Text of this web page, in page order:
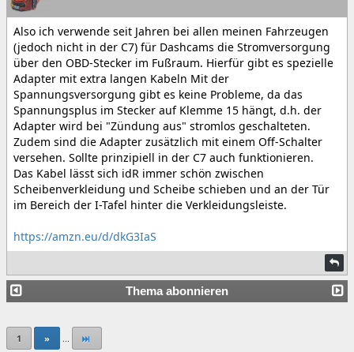
Also ich verwende seit Jahren bei allen meinen Fahrzeugen
(jedoch nicht in der C7) für Dashcams die Stromversorgung
über den OBD-Stecker im Fußraum. Hierfür gibt es spezielle
Adapter mit extra langen Kabeln Mit der
Spannungsversorgung gibt es keine Probleme, da das
Spannungsplus im Stecker auf Klemme 15 hängt, d.h. der
Adapter wird bei "Zündung aus" stromlos geschalteten.
Zudem sind die Adapter zusätzlich mit einem Off-Schalter
versehen. Sollte prinzipiell in der C7 auch funktionieren.
Das Kabel lässt sich idR immer schön zwischen
Scheibenverkleidung und Scheibe schieben und an der Tür
im Bereich der I-Tafel hinter die Verkleidungsleiste.
https://amzn.eu/d/dkG3IaS
Thema abonnieren
1 »